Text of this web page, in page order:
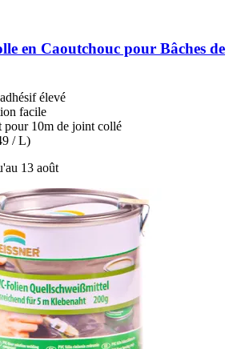
en Caoutchouc pour Bâches de
élevé
facile
pour 10m de joint collé
/ L)
13 août